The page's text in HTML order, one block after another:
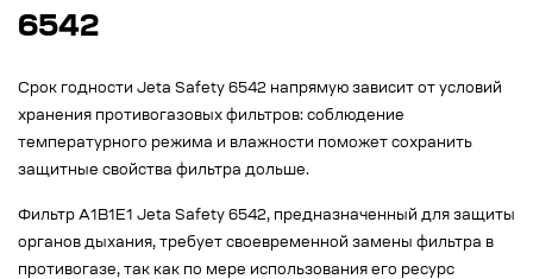
6542
Срок годности Jeta Safety 6542 напрямую зависит от условий
хранения противогазовых фильтров: соблюдение
температурного режима и влажности поможет сохранить
защитные свойства фильтра дольше.
Фильтр A1B1E1 Jeta Safety 6542, предназначенный для защиты
органов дыхания, требует своевременной замены фильтра в
противогазе, так как по мере использования его ресурс